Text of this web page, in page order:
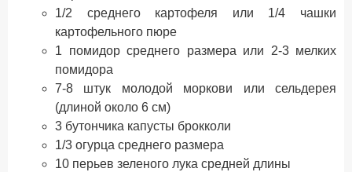
1/2 среднего картофеля или 1/4 чашки
картофельного пюре
1 помидор среднего размера или 2-3 мелких
помидора
7-8 штук молодой моркови или сельдерея
(длиной около 6 см)
3 бутончика капусты брокколи
1/3 огурца среднего размера
10 перьев зеленого лука средней длины